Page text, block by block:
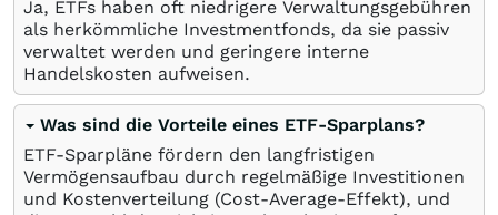
Ja, ETFs haben oft niedrigere Verwaltungsgebühren
als herkömmliche Investmentfonds, da sie passiv
verwaltet werden und geringere interne
Handelskosten aufweisen.
Was sind die Vorteile eines ETF-Sparplans?
ETF-Sparpläne fördern den langfristigen
Vermögensaufbau durch regelmäßige Investitionen
und Kostenverteilung (Cost-Average-Effekt), und